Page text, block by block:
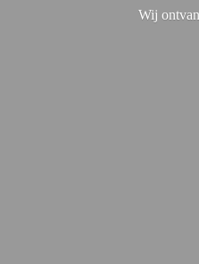
Wij